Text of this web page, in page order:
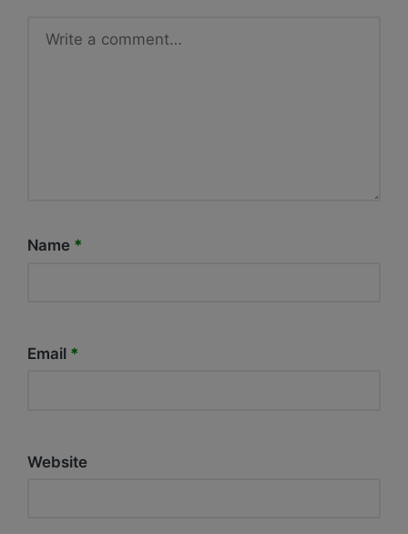
Name *
Email *
Website